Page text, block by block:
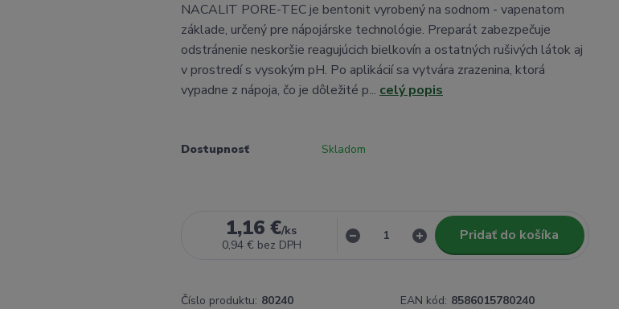
NACALIT PORE-TEC je bentonit vyrobený na sodnom - vapenatom
základe, určený pre nápojárske technológie. Preparát zabezpečuje
odstránenie neskoršie reagujúcich bielkovín a ostatných rušivých látok aj
v prostredí s vysokým pH. Po aplikácií sa vytvára zrazenina, ktorá
vypadne z nápoja, čo je dôležité p... celý popis
Dostupnosť Skladom
1,16 €/ks
0,94 € bez DPH
Pridať do košíka
Číslo produktu: 80240 EAN kód: 8586015780240